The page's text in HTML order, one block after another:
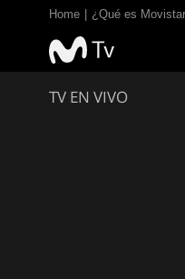
Home ¿Qué es
TV EN VIVO